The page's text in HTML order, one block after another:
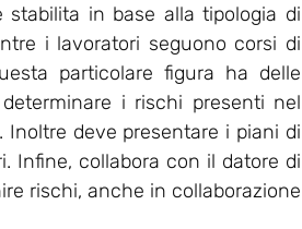
in base alla tipologia di
i lavoratori seguono corsi di
particolare figura ha delle
i rischi presenti nel
deve presentare i piani di
Infine, collabora con il datore di
rischi, anche in collaborazione